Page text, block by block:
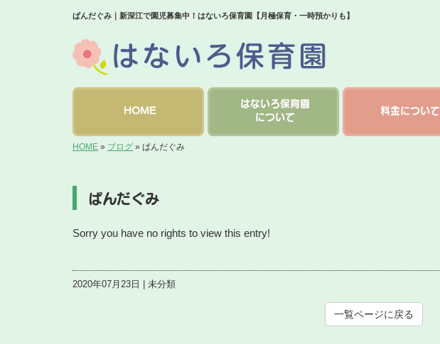
ぱんだぐみ｜新深江で園児募集中！はないろ保育園【月極保育・一時預かりも】
HOME
はないろ保育園
について
料金について
HOME » ブログ » ぱんだぐみ
ぱんだぐみ
Sorry you have no rights to view this entry!
2020年07月23日 | 未分類
一覧ページに戻る